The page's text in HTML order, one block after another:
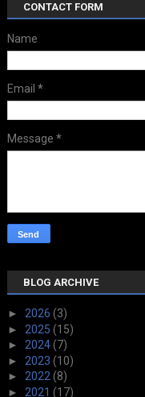
CONTACT FORM
Name
Email *
Message *
BLOG ARCHIVE
► 2026 (3)
► 2025 (15)
► 2024(7)
► 2023 (10)
► 2022 (8)
► 2021 (17)